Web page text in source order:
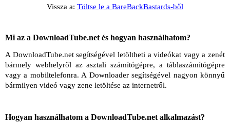
Vissza a: Töltse le a BareBackBastards-ből
Mi az a DownloadTube.net és hogyan használhatom?
A DownloadTube.net segítségével letöltheti a videókat vagy a zenét
bármely webhelyről az asztali számítógépre, a táblaszámítógépre
vagy a mobiltelefonra. A Downloader segítségével nagyon könnyű
bármilyen videó vagy zene letöltése az internetről.
Hogyan használhatom a DownloadTube.net alkalmazást?